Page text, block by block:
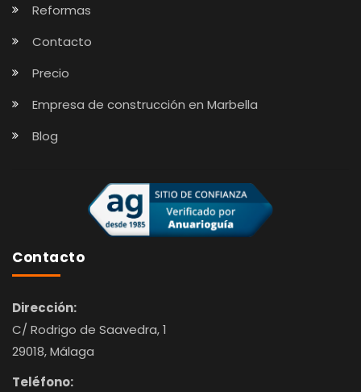
Reformas
Contacto
Precio
Empresa de construcción en Marbella
Blog
Contacto
Dirección:
C/ Rodrigo de Saavedra, 1
29018, Málaga
Teléfono: